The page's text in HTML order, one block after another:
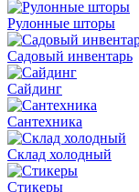
Рулонные шторы
Садовый инвентарь
Сайдинг
Сантехника
Склад холодный
Стикеры